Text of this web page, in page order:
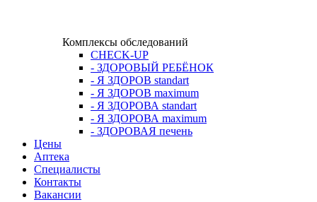
Комплексы обследований
CHECK-UP
- ЗДОРОВЫЙ РЕБЁНОК
- Я ЗДОРОВ standart
- Я ЗДОРОВ maximum
- Я ЗДОРОВА standart
- Я ЗДОРОВА maximum
- ЗДОРОВАЯ печень
Цены
Аптека
Cпециалисты
Контакты
Вакансии